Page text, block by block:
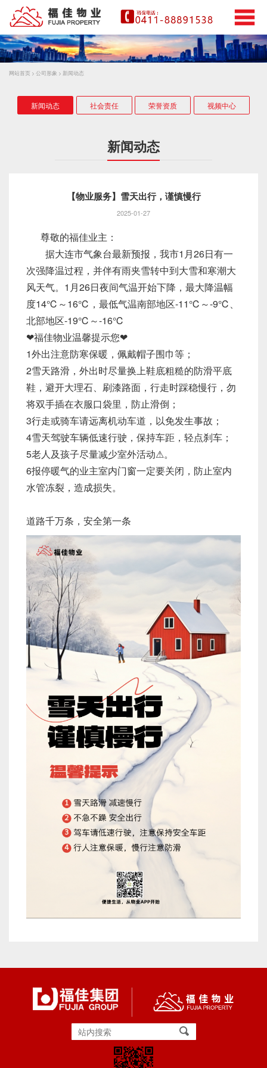
网站首页 > 公司形象 > 新闻动态
新闻动态 社会责任 荣誉资质 视频中心
新闻动态
【物业服务】雪天出行，谨慎慢行
2025-01-27
尊敬的福佳业主：
据大连市气象台最新预报，我市1月26日有一
次强降温过程，并伴有雨夹雪转中到大雪和寒潮大
风天气。1月26日夜间气温开始下降，最大降温幅
度14℃～16℃，最低气温南部地区-11℃～-9℃、
北部地区-19℃～-16℃
❤福佳物业温馨提示您❤
1外出注意防寒保暖，佩戴帽子围巾等；
2雪天路滑，外出时尽量换上鞋底粗糙的防滑平底
鞋，避开大理石、刷漆路面，行走时踩稳慢行，勿
将双手插在衣服口袋里，防止滑倒；
3行走或骑车请远离机动车道，以免发生事故；
4雪天驾驶车辆低速行驶，保持车距，轻点刹车；
5老人及孩子尽量减少室外活动⚠。
6报停暖气的业主室内门窗一定要关闭，防止室内
水管冻裂，造成损失。
道路千万条，安全第一条